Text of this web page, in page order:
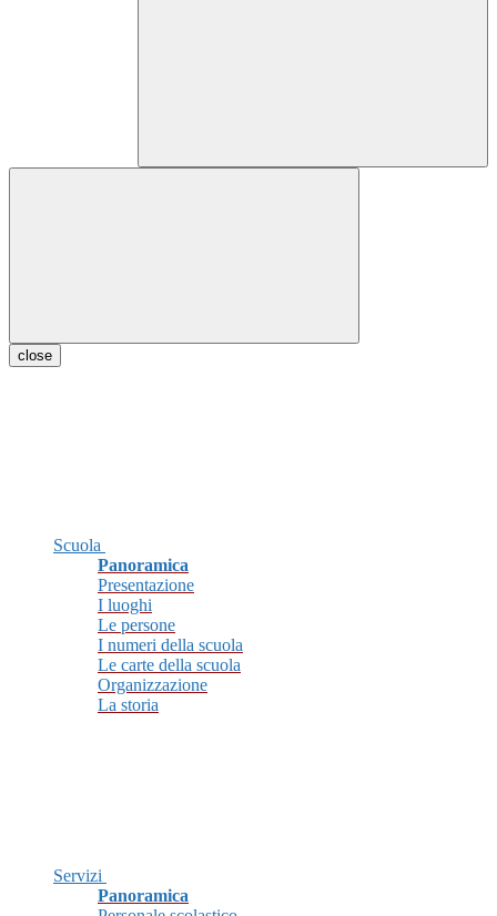
close
Scuola
Panoramica
Presentazione
I luoghi
Le persone
I numeri della scuola
Le carte della scuola
Organizzazione
La storia
Servizi
Panoramica